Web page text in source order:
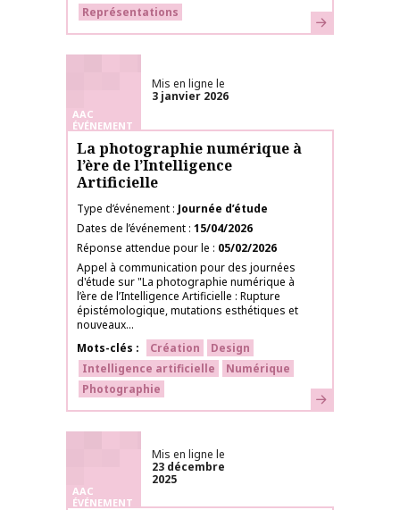
Représentations
En savoir plus
AAC
ÉVÉNEMENT
Mis en ligne le
3 janvier 2026
La photographie numérique à
l’ère de l’Intelligence
Artificielle
Type d’événement Journée d’étude
Dates de l’événement 15/04/2026
Réponse attendue pour le
05/02/2026
Appel à communication pour des journées
d'étude sur "La photographie numérique à
l’ère de l’Intelligence Artificielle : Rupture
épistémologique, mutations esthétiques et
nouveaux...
Mots-clés
Création
Design
Intelligence artificielle
Numérique
Photographie
En savoir plus
AAC
ÉVÉNEMENT
Mis en ligne le
23 décembre
2025